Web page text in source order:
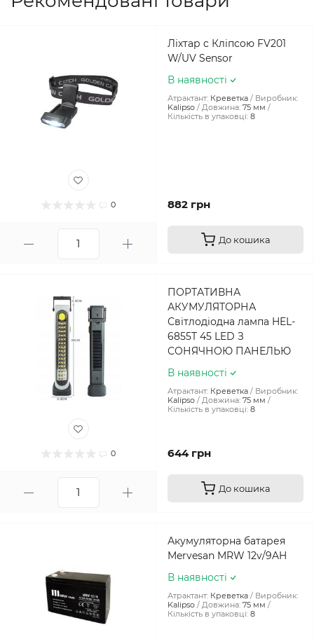
0
Ліхтар c Кліпсою FV201
W/UV Sensor
В наявності
Атрактант: Креветка
Виробник:
Kalipso
Довжина: 75 мм
Кількість в упаковці: 8
882 грн
До кошика
0
ПОРТАТИВНА
АКУМУЛЯТОРНА
Світлодіодна лампа HEL-
6855T 45 LED З
СОНЯЧНОЮ ПАНЕЛЬЮ
В наявності
Атрактант: Креветка
Виробник:
Kalipso
Довжина: 75 мм
Кількість в упаковці: 8
644 грн
До кошика
Акумуляторна батарея
Mervesan MRW 12v/9AH
В наявності
Атрактант: Креветка
Виробник:
Kalipso
Довжина: 75 мм
Кількість в упаковці: 8